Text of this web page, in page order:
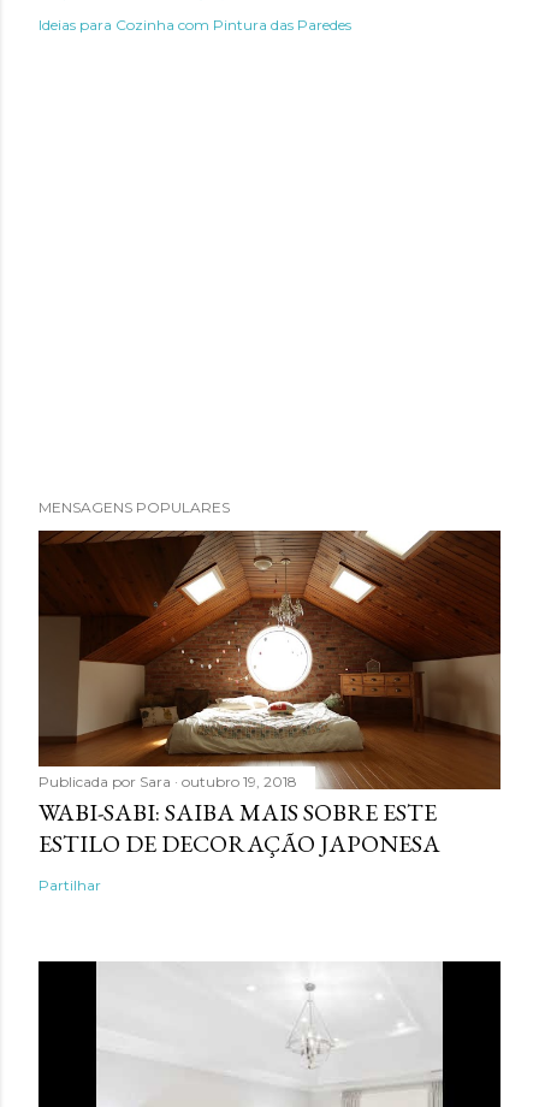
Ideias para Cozinha com Pintura das Paredes
MENSAGENS POPULARES
Publicada por Sara outubro 19, 2018
WABI-SABI: SAIBA MAIS SOBRE ESTE
ESTILO DE DECORAÇÃO JAPONESA
Partilhar